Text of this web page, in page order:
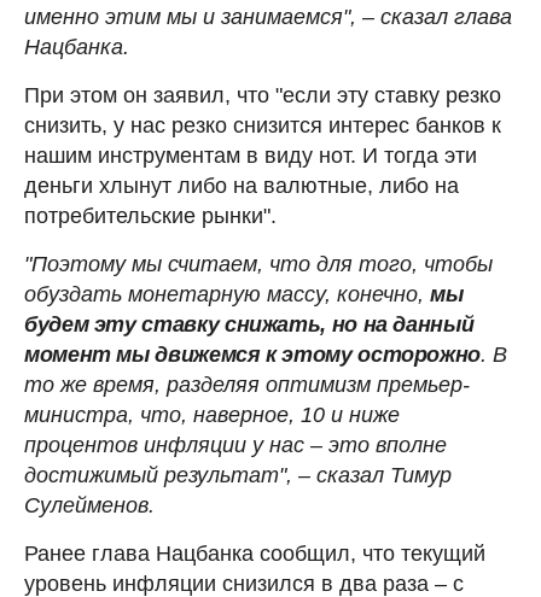
именно этим мы и занимаемся", – сказал глава
Нацбанка.
При этом он заявил, что "если эту ставку резко
снизить, у нас резко снизится интерес банков к
нашим инструментам в виду нот. И тогда эти
деньги хлынут либо на валютные, либо на
потребительские рынки".
"Поэтому мы считаем, что для того, чтобы
обуздать монетарную массу, конечно, мы
будем эту ставку снижать, но на данный
момент мы движемся к этому осторожно. В
то же время, разделяя оптимизм премьер-
министра, что, наверное, 10 и ниже
процентов инфляции у нас – это вполне
достижимый результат", – сказал Тимур
Сулейменов.
Ранее глава Нацбанка сообщил, что текущий
уровень инфляции снизился в два раза – с